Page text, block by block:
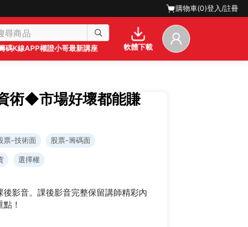
購物車(0)登入/註冊
碼K線APP權證小哥最新講座 軟體下載
術◆市場好壞都能賺
票-技術面 股票-籌碼面
選擇權
影音。課後影音完整保留講師精彩內
！